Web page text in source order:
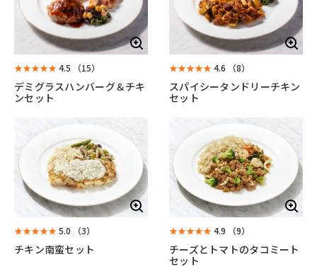
★★★★★4.5 （15）
デミグラスハンバーグ＆チキ
ンセット
★★★★★4.6 （8）
スパイシータンドリーチキン
セット
★★★★★5.0 （3）
チキン南蛮セット
★★★★★4.9 （9）
チーズとトマトのタコミート
セット